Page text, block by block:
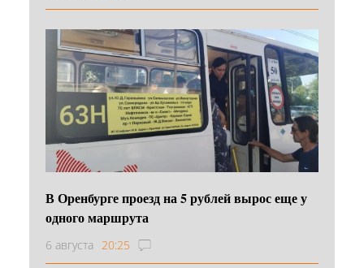
В Оренбурге проезд на 5 рублей вырос еще у
одного маршрута
6 августа 20:25